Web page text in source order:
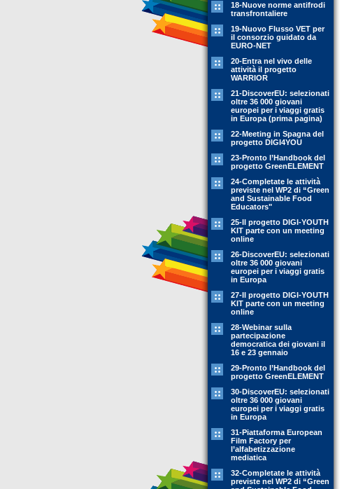
18-Nuove norme antifrodi
transfrontaliere
19-Nuovo Flusso VET per
il consorzio guidato da
EURO-NET
20-Entra nel vivo delle
attività il progetto
WARRIOR
21-DiscoverEU: selezionati
oltre 36 000 giovani
europei per i viaggi gratis
in Europa (prima pagina)
22-Meeting in Spagna del
progetto DIGI4YOU
23-Pronto l’Handbook del
progetto GreenELEMENT
24-Completate le attività
previste nel WP2 di “Green
and Sustainable Food
Educators"
25-Il progetto DIGI-YOUTH
KIT parte con un meeting
online
26-DiscoverEU: selezionati
oltre 36 000 giovani
europei per i viaggi gratis
in Europa
27-Il progetto DIGI-YOUTH
KIT parte con un meeting
online
28-Webinar sulla
partecipazione
democratica dei giovani il
16 e 23 gennaio
29-Pronto l’Handbook del
progetto GreenELEMENT
30-DiscoverEU: selezionati
oltre 36 000 giovani
europei per i viaggi gratis
in Europa
31-Piattaforma European
Film Factory per
l’alfabetizzazione
mediatica
32-Completate le attività
previste nel WP2 di “Green